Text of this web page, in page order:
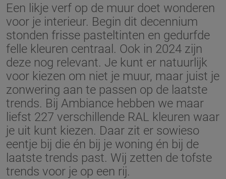
Een likje verf op de muur doet wonderen
voor je interieur. Begin dit decennium
stonden frisse pasteltinten en gedurfde
felle kleuren centraal. Ook in 2024 zijn
deze nog relevant. Je kunt er natuurlijk
voor kiezen om niet je muur, maar juist je
zonwering aan te passen op de laatste
trends. Bij Ambiance hebben we maar
liefst 227 verschillende RAL kleuren waar
je uit kunt kiezen. Daar zit er sowieso
eentje bij die én bij je woning én bij de
laatste trends past. Wij zetten de tofste
trends voor je op een rij.